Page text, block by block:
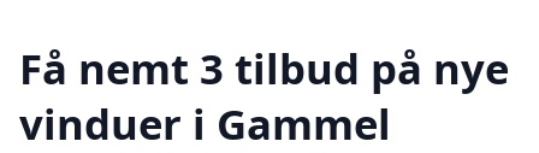
Få nemt 3 tilbud på nye
vinduer i Gammel